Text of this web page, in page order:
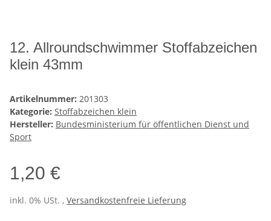
12. Allroundschwimmer Stoffabzeichen
klein 43mm
Artikelnummer: 201303
Kategorie: Stoffabzeichen klein
Hersteller: Bundesministerium für öffentlichen Dienst und
Sport
1,20 €
inkl. 0% USt. , Versandkostenfreie Lieferung